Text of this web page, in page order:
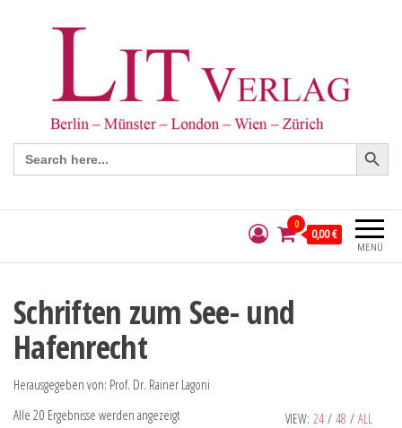
Search
for:
Search Button
MENÜ
0
0,00 €
Schriften zum See- und
Hafenrecht
Herausgegeben von: Prof. Dr. Rainer Lagoni
VIEW: 24 / 48 / ALL
Alle 20 Ergebnisse werden angezeigt